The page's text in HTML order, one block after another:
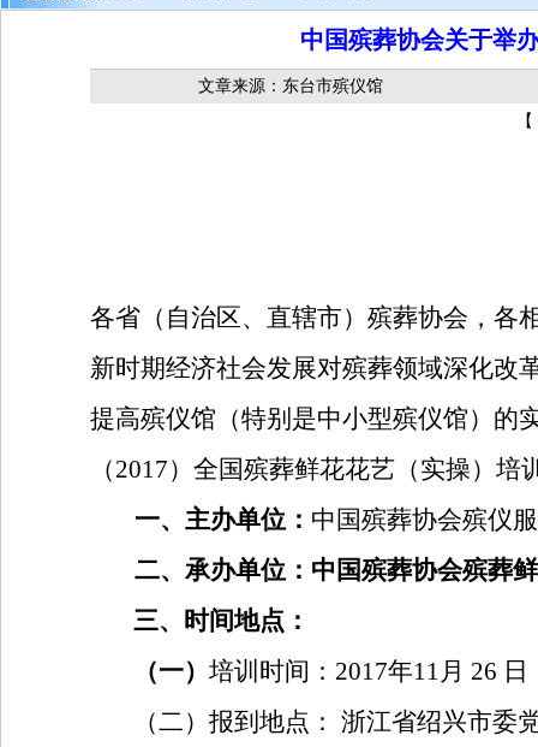
中国殡葬协会关于举
文章来源：东台市殡仪馆
【
各省（自治区、直辖市）殡葬协会，各
新时期经济社会发展对殡葬领域深化改
提高殡仪馆（特别是中小型殡仪馆）的
（2017）全国殡葬鲜花花艺（实操）培
一、主办单位： 中国殡葬协会殡仪
二、承办单位：中国殡葬协会殡葬
三、时间地点：
（一）培训时间： 2017年11月 26 日
（二）报到地点： 浙江省绍兴市委